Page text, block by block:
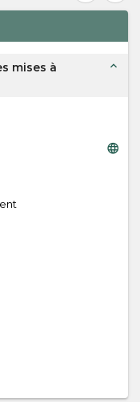
mises à
expand_less
language